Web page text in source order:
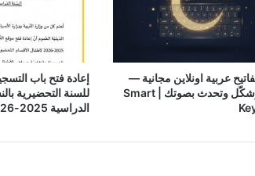
عربية اونلاين مجانية —
اكتب وشكّل وتحدث بصوتك | Smart
إعادة فتح باب
للسنة التحضيرية
الدراسية 2025-2026